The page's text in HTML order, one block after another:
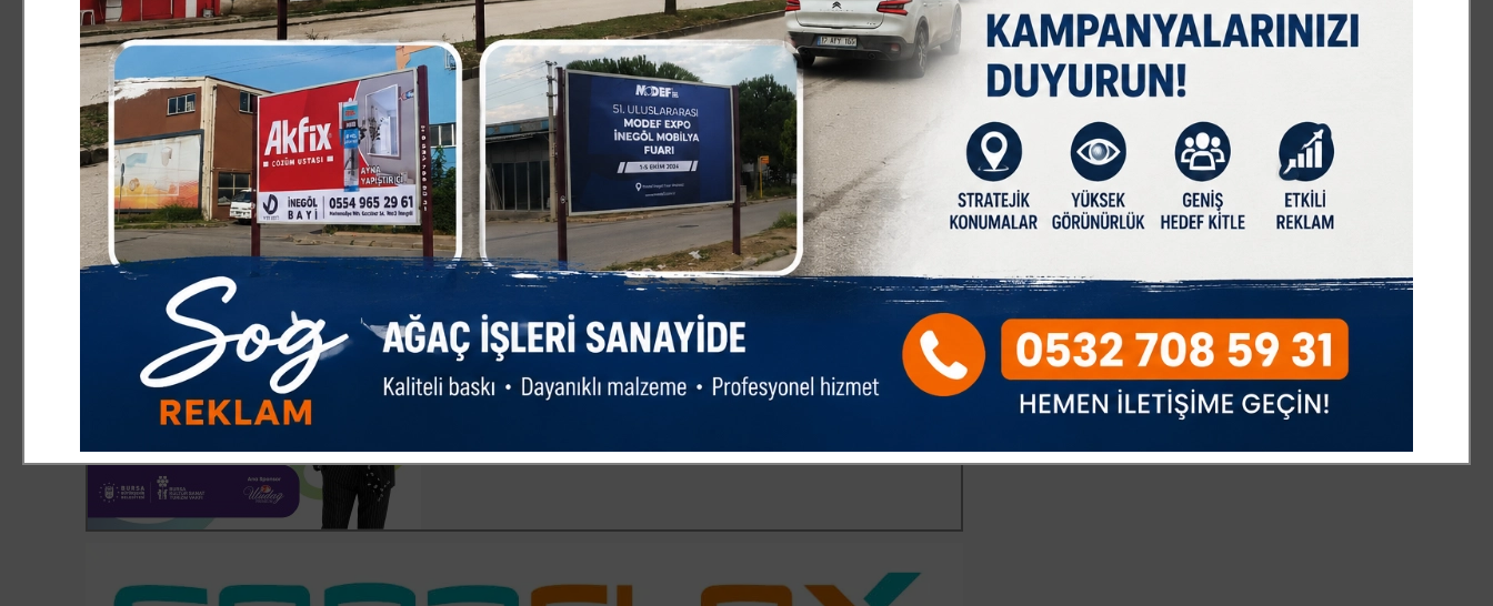
İNEGÖL’den İSTANBUL’A ÜCRETSİZ OTOBÜS KALKACAK
Saadet Partisi İnegöl İlçe Teşkilatının mitinge katılım için organizasyon hazırlıklarını da tamamladığını ifade eden
Ahmet YILDIZ katılmak isteyen vatandaşlara çağrıda bulundu: “Pazar günü saat 12:00’de Saadet Partisi İlçe binamız
önünden otobüslerimiz kalkacak. Katılım sağlamak isteyen vatandaşlarımız sosyal medya ve basın aracılığıyla
paylaştığımız ilanlardaki irtibat numaralarından kayıt yaptırabilirler. Parti farkı gözetmeden, yüreği Gazze için sızlayan
herkesi bu mitinge davet ediyoruz.” Yapacakları mitingin siyasi bir çağrı değil, insanlığa çağrı olduğunu ifade eden
YILDIZ “Gazze'de bebeğinin parçalanmış cesedini havaya kaldırıp yardım çağrısında bulunan anne için kim hassasiyet
hissediyorsa Üsküdar'a bekliyoruz. Çağrı tüm kesimlerin vicdanında karşılık bulacağına inanıyorum” dedi.